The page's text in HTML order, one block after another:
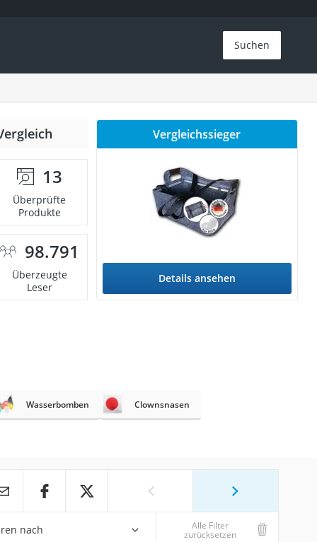
Suchen
13
Überprüfte
Produkte
98.791
Überzeugte
Leser
Vergleichssieger
Details ansehen
Wasserbomben Clownsnasen
nach Alle Filter
zurücksetzen